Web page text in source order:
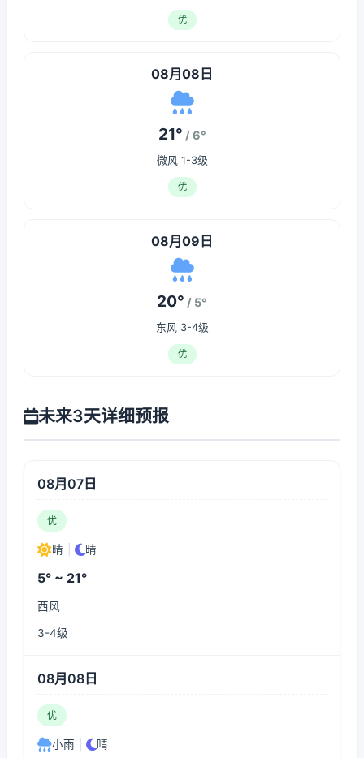
优
08月08日
21° / 6°
微风 1-3级
优
08月09日
20° / 5°
东风 3-4级
优
未来3天详细预报
08月07日
优
晴 晴
5° ~ 21°
西风
3-4级
08月08日
优
小雨 晴